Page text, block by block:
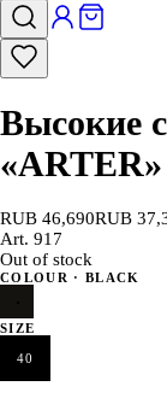
Высокие
«ARTER»
RUB 46,690RUB
Art. 917
Out of stock
COLOUR · BLACK
SIZE
40